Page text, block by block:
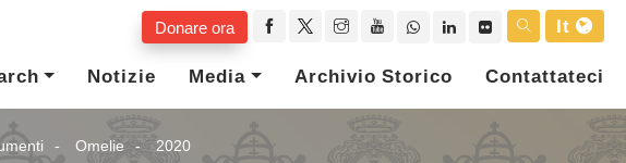
Donare ora
It
Notizie Media Archivio Storico Contattateci
Omelie 2020